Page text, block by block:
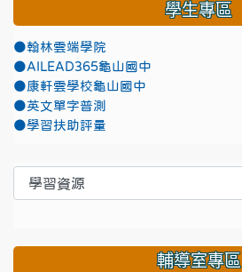
學生專區
●翰林雲端學院
●AILEAD365龜山國中
●康軒雲學校龜山國中
●英文單字普測
●學習扶助評量
輔導室專區